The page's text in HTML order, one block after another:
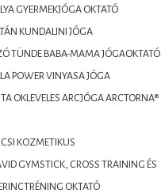
GYERMEKJÓGA OKTATÓ
KUNDALINI JÓGA
TÜNDE BABA-MAMA JÓGAOKTATÓ
POWER VINYASA JÓGA
OKLEVELES ARCJÓGA ARCTORNA®
KOZMETIKUS
GYMSTICK, CROSS TRAINING ÉS
OKTATÓ